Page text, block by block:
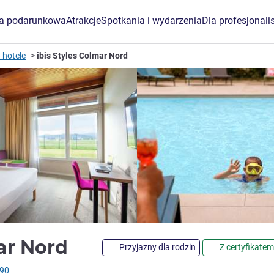
podarunkowaAtrakcjeSpotkania i wydarzeniaDla
hotele ibis Styles Colmar Nord
Nord 3 gwiazdki
Przyjazny dla rodzin Z